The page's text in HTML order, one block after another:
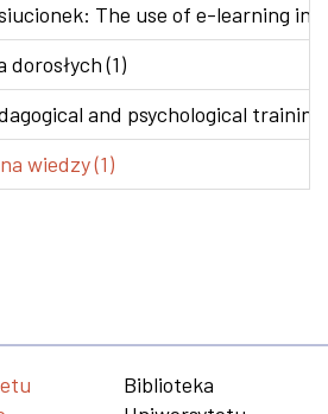
The use of e-learning in
(1)
and psychological
wiedzy (1)
Biblioteka